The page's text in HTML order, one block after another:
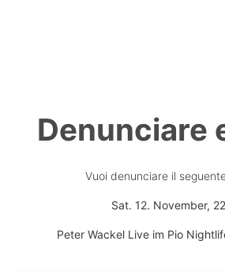
Denunciare
Vuoi denunciare il
Sat. 12. November,
Peter Wackel Live im Pio